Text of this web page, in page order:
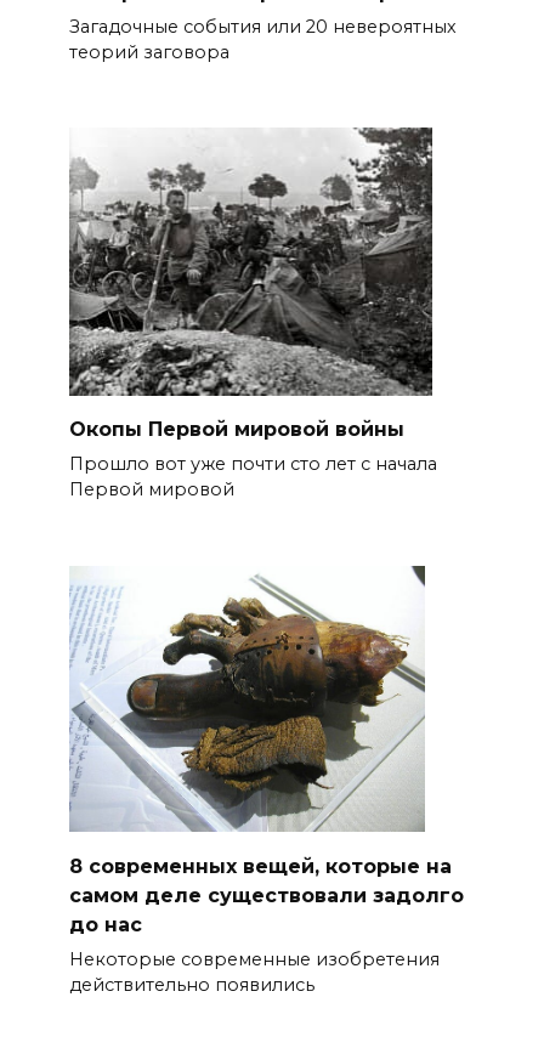
Загадочные события или 20 невероятных
теорий заговора
Окопы Первой мировой войны
Прошло вот уже почти сто лет с начала
Первой мировой
8 современных вещей, которые на
самом деле существовали задолго
до нас
Некоторые современные изобретения
действительно появились